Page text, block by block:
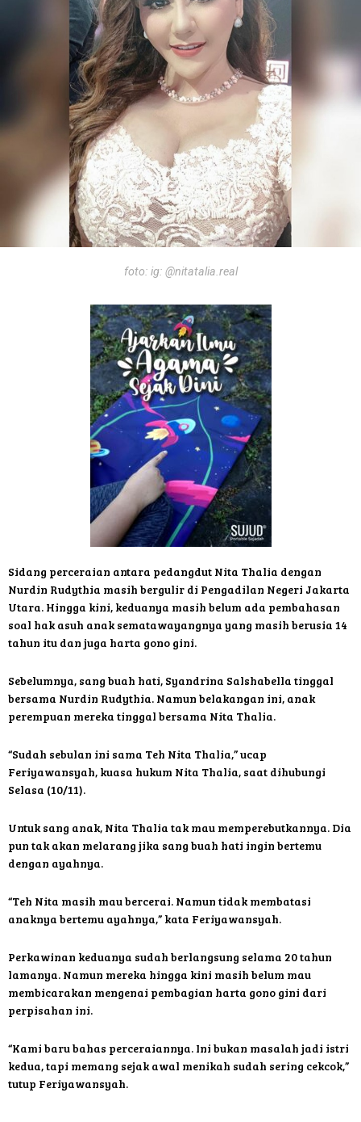
foto: ig: @nitatalia.real
Sidang perceraian antara pedangdut Nita Thalia dengan
Nurdin Rudythia masih bergulir di Pengadilan Negeri Jakarta
Utara. Hingga kini, keduanya masih belum ada pembahasan
soal hak asuh anak sematawayangnya yang masih berusia 14
tahun itu dan juga harta gono gini.
Sebelumnya, sang buah hati, Syandrina Salshabella tinggal
bersama Nurdin Rudythia. Namun belakangan ini, anak
perempuan mereka tinggal bersama Nita Thalia.
“Sudah sebulan ini sama Teh Nita Thalia,” ucap
Feriyawansyah, kuasa hukum Nita Thalia, saat dihubungi
Selasa (10/11).
Untuk sang anak, Nita Thalia tak mau memperebutkannya. Dia
pun tak akan melarang jika sang buah hati ingin bertemu
dengan ayahnya.
“Teh Nita masih mau bercerai. Namun tidak membatasi
anaknya bertemu ayahnya,” kata Feriyawansyah.
Perkawinan keduanya sudah berlangsung selama 20 tahun
lamanya. Namun mereka hingga kini masih belum mau
membicarakan mengenai pembagian harta gono gini dari
perpisahan ini.
“Kami baru bahas perceraiannya. Ini bukan masalah jadi istri
kedua, tapi memang sejak awal menikah sudah sering cekcok,”
tutup Feriyawansyah.